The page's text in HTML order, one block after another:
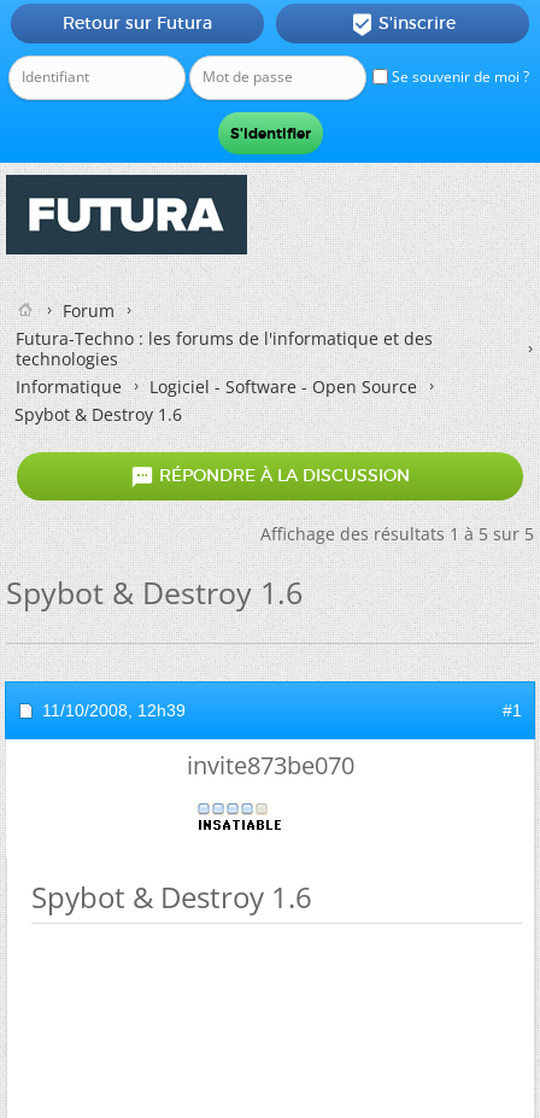
Se souvenir de moi ?
Retour sur Futura  S'inscrire
Forum
Futura-Techno : les forums de l'informatique et des
technologies
Informatique
Logiciel - Software - Open Source
Spybot & Destroy 1.6
 RÉPONDRE À LA DISCUSSION
Affichage des résultats 1 à 5 sur 5
Spybot & Destroy 1.6
11/10/2008, 12h39 #1
invite873be070
Spybot & Destroy 1.6